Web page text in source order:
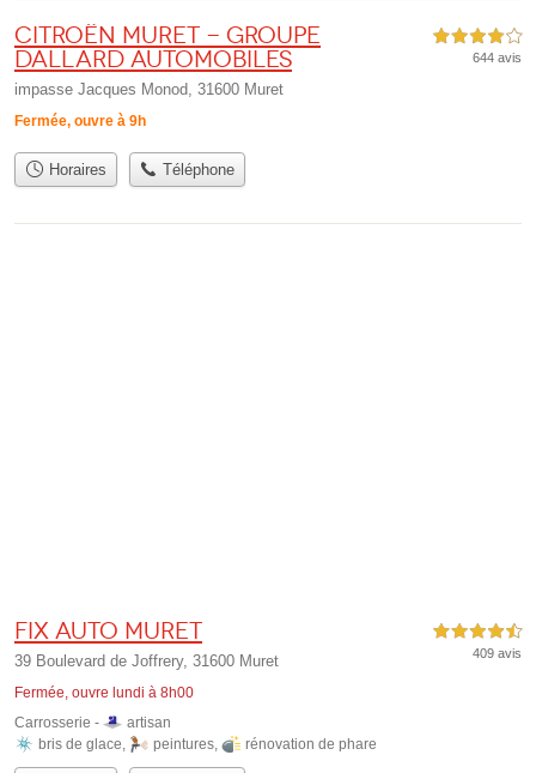
Citroën Muret - Groupe
Dallard Automobiles
impasse Jacques Monod, 31600 Muret
Fermée, ouvre à 9h
4,0 étoiles sur 5
644 avis
Horaires Téléphone
Fix Auto Muret
39 Boulevard de Joffrery, 31600 Muret
Fermée, ouvre lundi à 8h00
4,5 étoiles sur 5
409 avis
Carrosserie -
artisan
bris de glace
peintures rénovation de phare